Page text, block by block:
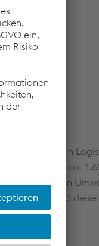
des neuen
dass ca.
einen positiven
mit der WKO